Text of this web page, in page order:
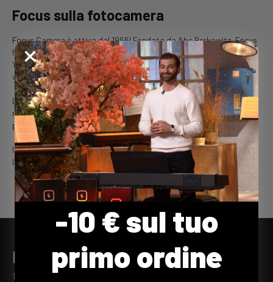
Focus sulla fotocamera
Focus Camera è attiva dal 1966! Fondata da Abe Berkowitz, Focus
ha inizialmente concentrato la propria attività nell'area di New
York, per poi espandersi a livello mondiale con due negozi e un sito
web pluripremiato.
La sua missione: aiutare i creativi (fotografi, videomaker,
musicisti...) a trovare l'attrezzatura necessaria per realizzare la
propria visione.
Il nostro prodotto Piano LED Plus è disponibile esclusivamente sul
loro sito web!
Vedi il prodotto
Newsletter
Ti interessano le ultime novità su Piano LED? Iscriviti subito alla
-10 € sul tuo
primo ordine